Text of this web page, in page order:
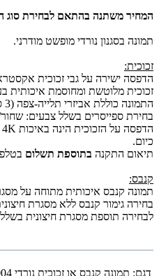
המחיר משתנה בהתאם לבחירת סוג
תמונה בסגנון נורדי מופשט מודרני.
זכוכית:
הדפסה ישירה על גבי זכוכית
זכוכית מלוטשת ומחוסמת איכותית בעובי
התמונה כוללת אביזרי תלייה-צפה (3 ס'מ מהקיר) באמצעות ספייסרים.
בחירת ספייסרים בשלל צבעים:
כיום.
תיאום התקנה בתוספת תשלום בטלפון>
קנבס:
תמונה קנבס איכותית מתוחה על
בחירה גימור קנבס ללא מסגרת
לבחירה תוספת מסגרת חיצונית
דגם: תמונה קנבס או זכוכית נורדי 1004